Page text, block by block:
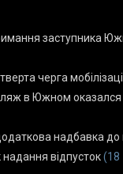
заступника
черга
в Южном
надбавка до
надання відпусток (18